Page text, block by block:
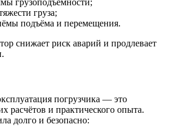
груза;
подъёма и перемещения.
снижает риск аварий и продлевает
погрузчика — это
расчётов и практического опыта.
долго и безопасно: